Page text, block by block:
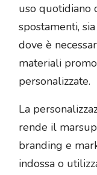
uso quotidiano
spostamenti,
dove è
materiali
personalizzate.
La
rende il
branding e
indossa o